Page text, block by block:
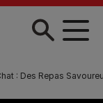
: Des Repas